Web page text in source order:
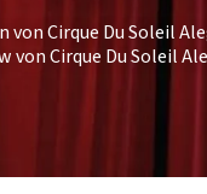
Cirque Du Soleil
von Cirque Du Soleil